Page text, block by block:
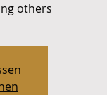
others